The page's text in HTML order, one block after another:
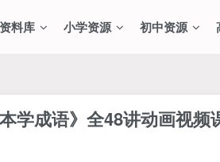
资料库 小学资源 初中资源
学成语》全48讲动画视